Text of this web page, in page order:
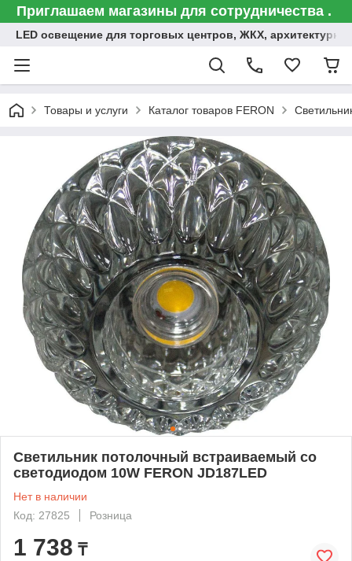
Приглашаем магазины для сотрудничества .
LED освещение для торговых центров, ЖКХ,
Товары и услуги Каталог товаров FERON
Светильник потолочный встраиваемый со
светодиодом 10W FERON JD187LED
Нет в наличии
Код: 27825
Розница
1 738 ₸